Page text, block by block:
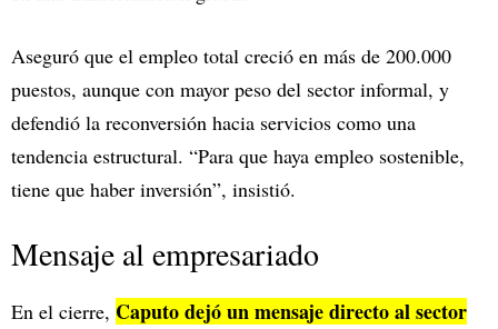
Aseguró que el empleo total creció en más de 200.000
puestos, aunque con mayor peso del sector informal, y
defendió la reconversión hacia servicios como una
tendencia estructural. “Para que haya empleo sostenible,
tiene que haber inversión”, insistió.
Mensaje al empresariado
En el cierre, Caputo dejó un mensaje directo al sector